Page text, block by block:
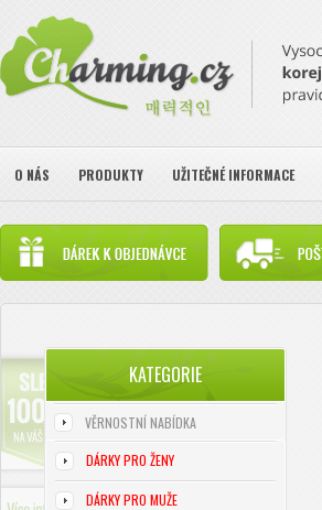
O NÁS PRODUKTY UŽITEČNÉ INFORMACE
KATEGORIE
VĚRNOSTNÍ NABÍDKA
DÁRKY PRO ŽENY
DÁRKY PRO MUŽE